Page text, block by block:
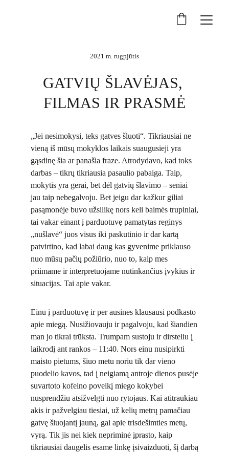
GATVIŲ ŠLAVĖJAS,
FILMAS IR PRASMĖ
„Jei nesimokysi, teks gatves šluoti“. Tikriausiai ne
vieną iš mūsų mokyklos laikais suaugusieji yra
gąsdinę šia ar panašia fraze. Atrodydavo, kad toks
darbas – tikrų tikriausia pasaulio pabaiga. Taip,
mokytis yra gerai, bet dėl gatvių šlavimo – seniai
jau taip nebegalvoju. Bet jeigu dar kažkur giliai
pasąmonėje buvo užsilikę nors keli baimės trupiniai,
tai vakar einant į parduotuvę pamatytas reginys
„nušlavė“ juos visus iki paskutinio ir dar kartą
patvirtino, kad labai daug kas gyvenime priklauso
nuo mūsų pačių požiūrio, nuo to, kaip mes
priimame ir interpretuojame nutinkančius įvykius ir
situacijas. Tai apie vakar.
Einu į parduotuvę ir per ausines klausausi podkasto
apie miegą. Nusižiovauju ir pagalvoju, kad šiandien
man jo tikrai trūksta. Trumpam sustoju ir dirsteliu į
laikrodį ant rankos – 11:40. Nors einu nusipirkti
maisto pietums, šiuo metu noriu tik dar vieno
puodelio kavos, tad į neigiamą antroje dienos pusėje
suvartoto kofeino poveikį miego kokybei
nusprendžiu atsižvelgti nuo rytojaus. Kai atitraukiau
akis ir pažvelgiau tiesiai, už kelių metrų pamačiau
gatvę šluojantį jauną, gal apie trisdešimties metų,
vyrą. Tik jis nei kiek nepriminė įprasto, kaip
tikriausiai daugelis esame linkę įsivaizduoti, šį darbą
2021 m. rugpjūtis